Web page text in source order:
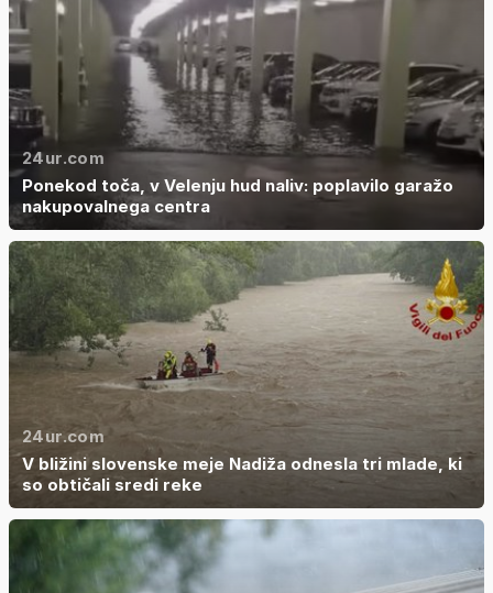
24ur.com
Ponekod toča, v Velenju hud naliv: poplavilo garažo
nakupovalnega centra
24ur.com
V bližini slovenske meje Nadiža odnesla tri mlade, ki
so obtičali sredi reke